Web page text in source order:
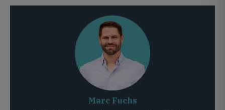
Marc Fuchs